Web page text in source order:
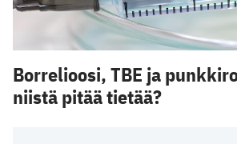
Borrelioosi, TBE ja
niistä pitää tietää?